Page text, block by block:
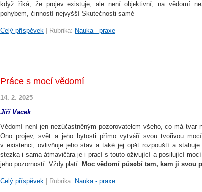
když říká, že projev existuje, ale není objektivní, na vědomí
pohybem, činností nejvyšší Skutečnosti samé.
Celý příspěvek Rubrika: Nauka - praxe
Práce s mocí vědomí
14. 2. 2025
Jiří Vacek
Vědomí není jen nezúčastněným pozorovatelem všeho, co má tvar
Ono projev, svět a jeho bytosti přímo vytváří svou tvořivou
v existenci, ovlivňuje jeho stav a také jej opět rozpouští a stahuje
stezka i sama átmavičára je i prací s touto oživující a posilující
jeho pozorností. Vždy platí: Moc vědomí působí tam, kam ji svou
Celý příspěvek Rubrika: Nauka - praxe